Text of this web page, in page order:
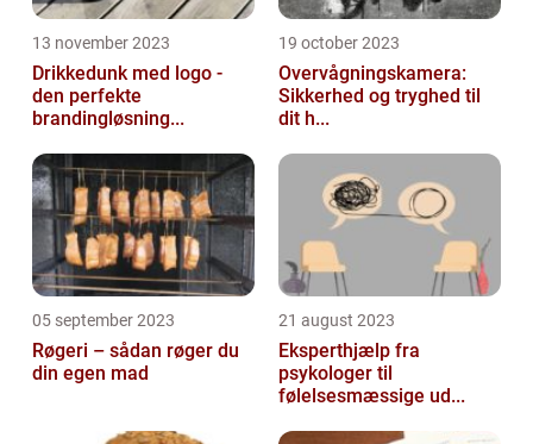
13 november 2023
Drikkedunk med logo -
den perfekte
brandingløsning...
19 october 2023
Overvågningskamera:
Sikkerhed og tryghed til
dit h...
05 september 2023
Røgeri – sådan røger du
din egen mad
21 august 2023
Eksperthjælp fra
psykologer til
følelsesmæssige ud...